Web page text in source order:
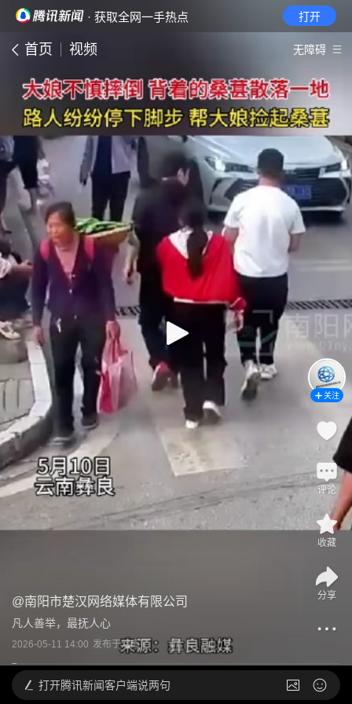
· 获取全网一手热点 打开
首页 视频 无障碍
@南阳市楚汉网络媒体有限公司
凡人善举，最抚人心
2026-05-11 14:00 发布于河南
关注
评论
收藏
分享
打开腾讯新闻客户端说两句